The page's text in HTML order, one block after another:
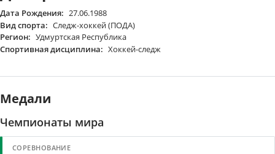
Дата Рождения: 27.06.1988
Вид спорта: Следж-хоккей (ПОДА)
Регион: Удмуртская Республика
Спортивная дисциплина: Хоккей-следж
Медали
Чемпионаты мира